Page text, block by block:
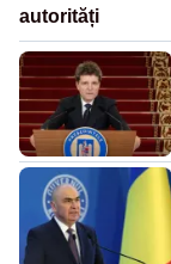
autorități